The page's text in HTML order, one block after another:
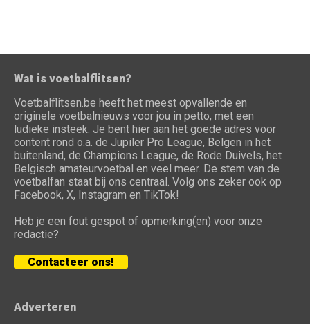
Wat is voetbalflitsen?
Voetbalflitsen.be heeft het meest opvallende en
originele voetbalnieuws voor jou in petto, met een
ludieke insteek. Je bent hier aan het goede adres voor
content rond o.a. de Jupiler Pro League, Belgen in het
buitenland, de Champions League, de Rode Duivels, het
Belgisch amateurvoetbal en veel meer. De stem van de
voetbalfan staat bij ons centraal. Volg ons zeker ook op
Facebook, X, Instagram en TikTok!
Heb je een fout gespot of opmerking(en) voor onze
redactie?
Contacteer ons!
Adverteren